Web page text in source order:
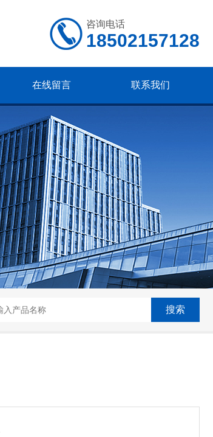
咨询电话
18502157128
在线留言 联系我们